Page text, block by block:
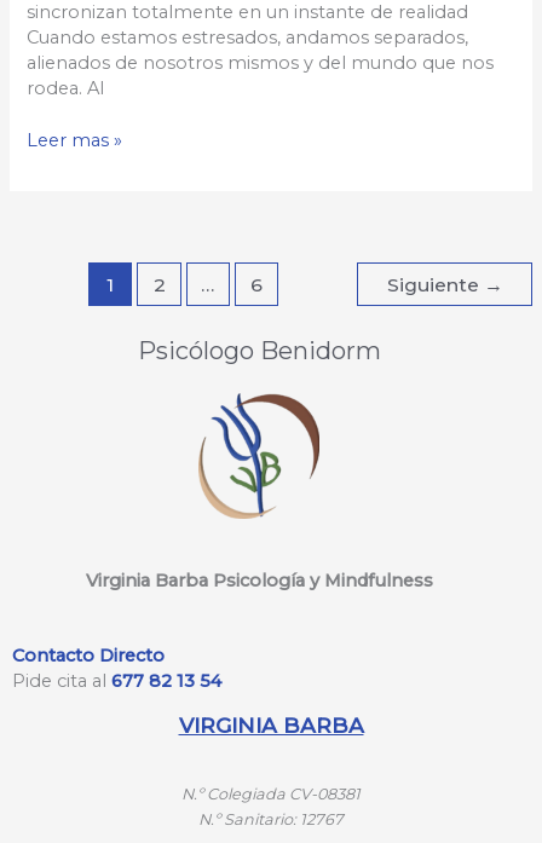
sincronizan totalmente en un instante de realidad
Cuando estamos estresados, andamos separados,
alienados de nosotros mismos y del mundo que nos
rodea. Al
Presencia
Leer mas »
1 2 … 6 Siguiente →
Psicólogo Benidorm
Virginia Barba Psicología y Mindfulness
Contacto Directo
Pide cita al 677 82 13 54
VIRGINIA BARBA
N.º Colegiada CV-08381
N.ºSanitario: 12767